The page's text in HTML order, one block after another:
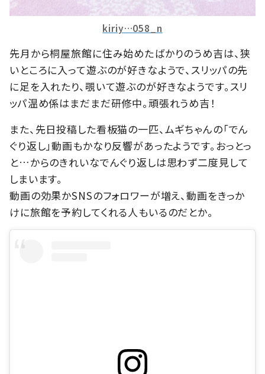
kiriy…058_n
先月から桐屋旅館に住み始めたばかりのうめ吉は、狭
いところに入って遊ぶのが好きなようで、スリッパの先
に足を入れたり、覗いて遊ぶのが好きなようです。スリ
ッパ温め係はまだまだ研修中。頑張れうめ吉！
また、先日投稿した看板猫の一匹、ムギちゃんの「でん
ぐり返し」動画もかなり反響があったようです。おっとっ
と…からのきれいなでんぐり返しは思わず二度見して
しまいます。
動画の効果かSNSのフォロワーが増え、動画をきっか
けに旅館を予約してくれる人もいるのだとか。